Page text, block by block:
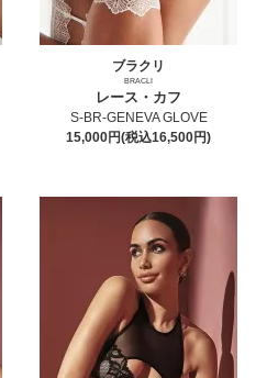
ブラクリ
BRACLI
レース・カフ
S-BR-GENEVA GLOVE
15,000円(税込16,500円)